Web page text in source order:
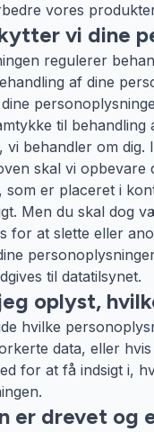
vores
vi dine
regulerer
af dine
til
vi behandler om
skal vi
som er placeret i
Men du skal dog
for at slette eller
til datatilsynet.
oplyst,
hvilke
data, eller
for at få indsigt i,
er drevet og